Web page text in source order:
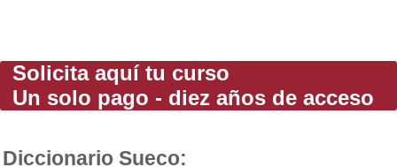
Solicita aquí tu curso
Un solo pago - diez años de acceso
Diccionario Sueco: